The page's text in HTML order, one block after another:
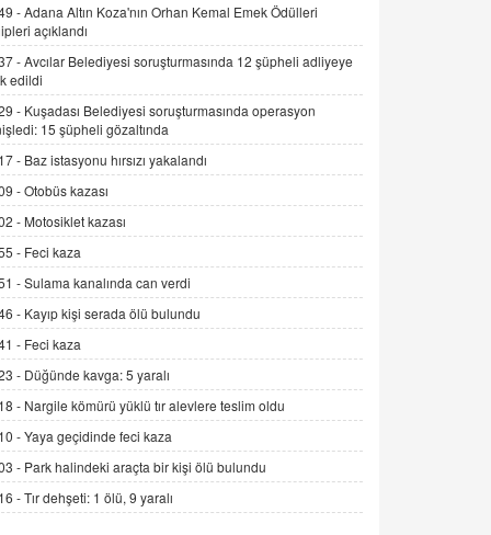
SEHER EREK
Kış Ayları Geldi, Hangi Önlemler
Alınmalı?
İNCİ GÜL AKÖL
Trump Keşke Adana'yı da Ziyaret Etse...
06.07.2026 13:00
ADEM AKÖL
Esed Destekçilerinin Yüzüne Vurulan
Şamar: Sednaya
11.12.2024 12:30
DR. EKREM ASLAN
Gerçek Ne, Algı Ne? "Beraber
Yürüyoruz" Cümlesinin Peşinden
19.07.2025 12:45
GÖNÜL MENEKŞE
Şifacının Yolu
04.11.2025 12:56
-Adana Altın Koza'nın Orhan Kemal Emek Ödülleri
açıklandı
-Avcılar Belediyesi soruşturmasında 12 şüpheli adliyeye
edildi
- Kuşadası Belediyesi soruşturmasında operasyon
15 şüpheli gözaltında
- Baz istasyonu hırsızı yakalandı
-Otobüs kazası
- Motosiklet kazası
- Feci kaza
-Sulama kanalında can verdi
- Kayıp kişi serada ölü bulundu
- Feci kaza
- Düğünde kavga: 5 yaralı
- Nargile kömürü yüklü tır alevlere teslim oldu
-Yaya geçidinde feci kaza
- Park halindeki araçta bir kişi ölü bulundu
-Tır dehşeti: 1 ölü, 9 yaralı